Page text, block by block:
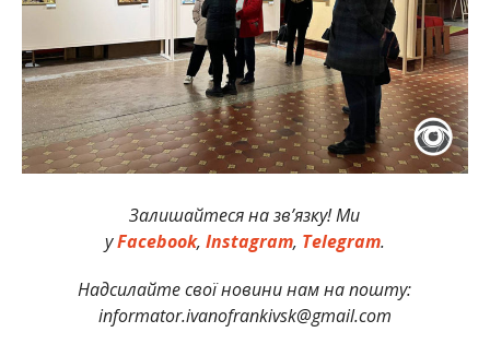
Залишайтеся на зв’язку! Ми
уFacebook, Instagram, Telegram.
Надсилайте свої новини нам на пошту:
informator.ivanofrankivsk@gmail.com